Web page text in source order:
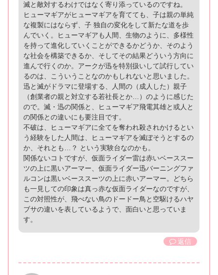
滅と敵対するわけではなく寄り添っているのですね。
ヒューマギアがヒューマギアを育てても、子は親の単純
な複製にはならず、子 独自の変化をして新たな道を歩
んでいく。ヒューマギアも人間、生物のように、多様性
を持って進化していくことができるかどうか、そのよう
な社会を構築できるか、そしてその結果どういう方向に
進んで行くのか。アークが迅を特別扱いして試行してい
るのは、こういうことなのかもしれないと思いました。
迅と滅がドラマに登場する、人間の（成人した）親子
（創業者の親と対立する若社長とか…）のように感じた
ので。滅・迅の関係と、ヒューマギア飛電其雄と或人と
の関係との違いにも要注目です。
不破は、ヒューマギアに全てを奪われ殺されかけるとい
う経験をした人間は、ヒューマギアを滅ぼそうとするの
か、それとも…？ という実験台なのかも。
関係ないコトですが、仮面ライダー雷は赤いベーススー
ツの上に黒いアーマー、仮面ライダー迅バーニングファ
ルコンは黒いベーススーツの上に赤いアーマー。どちら
も一見しての印象は真っ赤な仮面ライダーなのですが、
この対照性が、飛べない鳥のドードー鳥と空駆けるハヤ
ブサの違いを表しているようで、面白いと思っていま
す。
返信